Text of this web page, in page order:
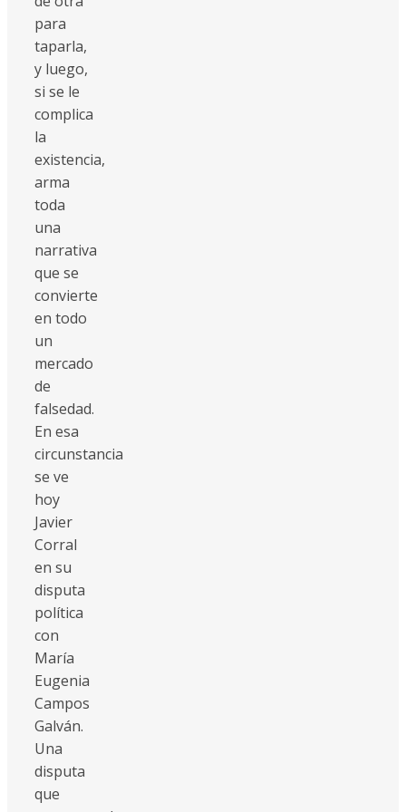
para
taparla,
y luego,
si se le
complica
la
existencia,
arma
toda
una
narrativa
que se
convierte
en todo
un
mercado
de
falsedad.
En esa
circunstancia
se ve
hoy
Javier
Corral
en su
disputa
política
con
María
Eugenia
Campos
Galván.
Una
disputa
que